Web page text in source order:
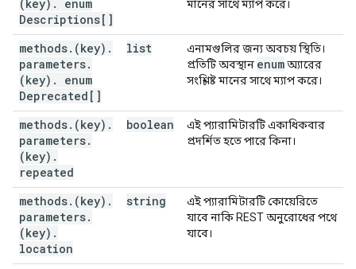
(key) .
enum
Descriptions[]
মানের সাথে ম্যাপ করে।
methods. (key) .
parameters.
(key) .
enum
Deprecated[]
list
এনামগুলির জন্য অবচয় স্থিতি।
প্রতিটি অবস্থান enumঅ্যারের
সংশ্লিষ্ট মানের সাথে ম্যাপ করে।
methods. (key) .
parameters.
(key) .
repeated
boolean
এই প্যারামিটারটি একাধিকবার
প্রদর্শিত হতে পারে কিনা।
methods. (key) .
parameters.
(key) .
location
string
এই প্যারামিটারটি কোয়েরিতে
যাবে নাকি REST অনুরোধের পথে
যাবে।